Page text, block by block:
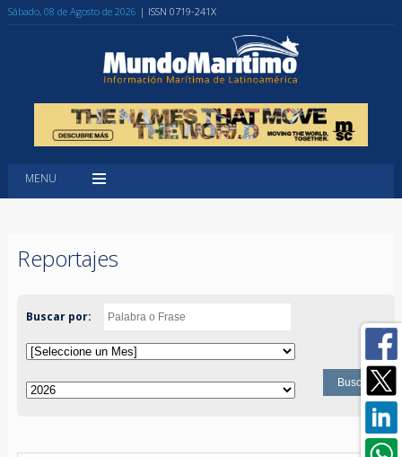
Sábado, 08 de Agosto de 2026 | ISSN 0719-241X
MENU
Reportajes
Buscar por: